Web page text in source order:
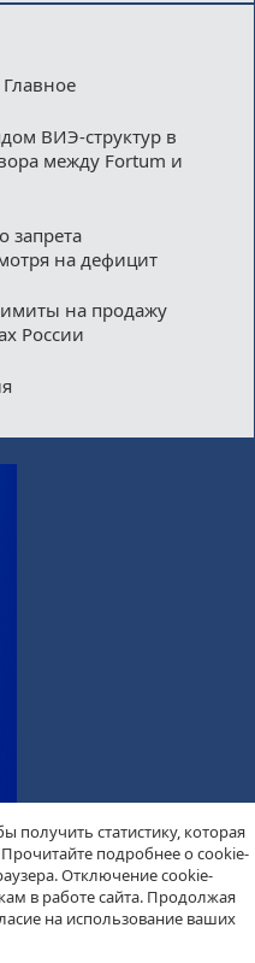
ВИЭ-структур в
между Fortum и
запрета
на дефицит
на продажу
России
статистику, которая
подробнее о cookie-
Отключение cookie-
в работе сайта. Продолжая
на использование ваших